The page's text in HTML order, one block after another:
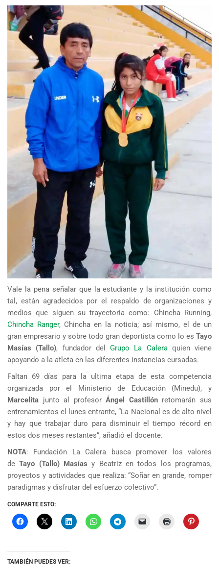
Vale la pena señalar que la estudiante y la institución como
tal, están agradecidos por el respaldo de organizaciones y
medios que siguen su trayectoria como: Chincha Running,
Chincha Ranger, Chincha en la noticia; así mismo, el de un
gran empresario y sobre todo gran deportista como lo es Tayo
Masías (Tallo), fundador del Grupo La Caleraquien viene
apoyando a la atleta en las diferentes instancias cursadas.
Faltan 69 días para la ultima etapa de esta competencia
organizada por el Ministerio de Educación (Minedu), y
Marcelita junto al profesorÁngel Castillónretomarán sus
entrenamientos el lunes entrante, “La Nacional es de alto nivel
y hay que trabajar duro para disminuir el tiempo récord en
estos dos meses restantes”, añadió el docente.
NOTA: Fundación La Calera busca promover los valores
deTayo (Tallo) Masías y Beatriz en todos los programas,
proyectos y actividades que realiza: “Soñar en grande, romper
paradigmas y disfrutar del esfuerzo colectivo”.
COMPARTE ESTO:
TAMBIÉN PUEDES VER: